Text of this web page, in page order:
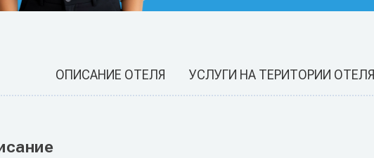
ОПИСАНИЕ ОТЕЛЯ УСЛУГИ НА ТЕРИТОРИИ ОТЕЛЯ